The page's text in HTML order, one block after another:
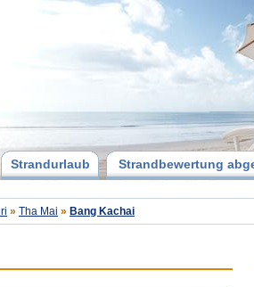
Strandurlaub Strandbewertung
» Tha Mai » Bang Kachai